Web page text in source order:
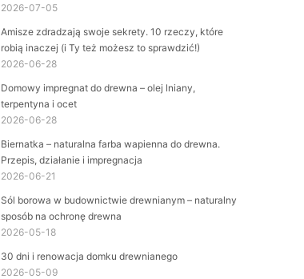
2026-07-05
Amisze zdradzają swoje sekrety. 10 rzeczy, które
robią inaczej (i Ty też możesz to sprawdzić!)
2026-06-28
Domowy impregnat do drewna – olej lniany,
terpentyna i ocet
2026-06-28
Biernatka – naturalna farba wapienna do drewna.
Przepis, działanie i impregnacja
2026-06-21
Sól borowa w budownictwie drewnianym – naturalny
sposób na ochronę drewna
2026-05-18
30 dni i renowacja domku drewnianego
2026-05-09